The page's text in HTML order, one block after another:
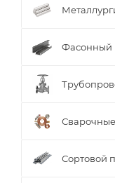
Фасонный
Сортовой